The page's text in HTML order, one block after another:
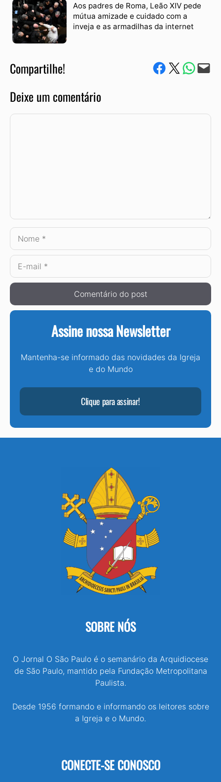
Aos padres de Roma, Leão XIV pede
mútua amizade e cuidado com a
inveja e as armadilhas da internet
Compartilhe! Compartilhe no Facebook
Compartilhe no Twitter
Compartile via
Envie via e-mail
Deixe um comentário
Comentário
Nome
E-
mail
Assine nossa Newsletter
Mantenha-se informado das novidades da Igreja
e do Mundo
Clique para assinar!
SOBRE NÓS
O Jornal O São Paulo é o semanário da Arquidiocese
de São Paulo, mantido pela Fundação Metropolitana
Paulista.
Desde 1956 formando e informando os leitores sobre
a Igreja e o Mundo.
CONECTE-SE CONOSCO